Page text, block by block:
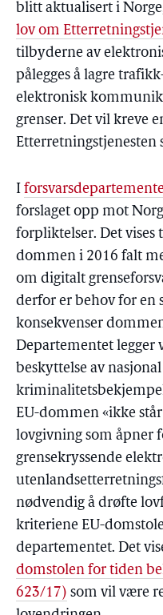
blitt aktualisert i
lov om
tilbyderne av
pålegges å lagre
elektronisk
grenser. Det vil kreve
Etterretningstjenesten
I
forslaget opp mot
forpliktelser. Det vises
dommen i 2016 falt
om digitalt
derfor er behov for en
konsekvenser
Departementet legger
beskyttelse av
EU-dommen «ikke
lovgivning som åpner
grensekryssende
nødvendig å drøfte
kriteriene EU-
departementet. Det
domstolen for tiden
623/17) som vil være